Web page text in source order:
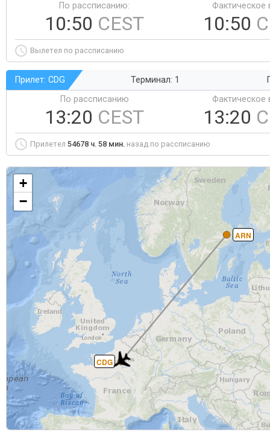
По рассписанию:
10:50 CEST
Фактическое
10:50
Вылетел по рассписанию
Прилет: CDG Терминал: 1
По рассписанию
13:20 CEST
Фактическое
13:20
Прилетел 54678 ч. 58 мин. назад по рассписанию
ARN
CDG
+
−